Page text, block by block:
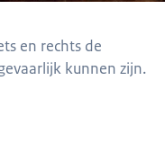
en rechts de
kunnen zijn.